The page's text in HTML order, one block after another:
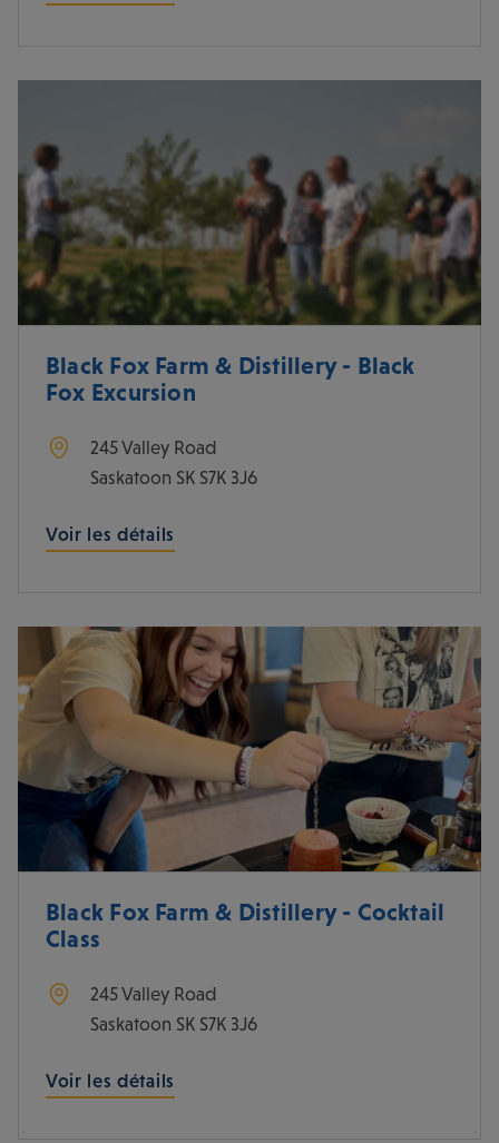
Black Fox Farm & Distillery - Black
Fox Excursion
245 Valley Road
Saskatoon SK S7K 3J6
Voir les détails
Black Fox Farm & Distillery - Cocktail
Class
245 Valley Road
Saskatoon SK S7K 3J6
Voir les détails